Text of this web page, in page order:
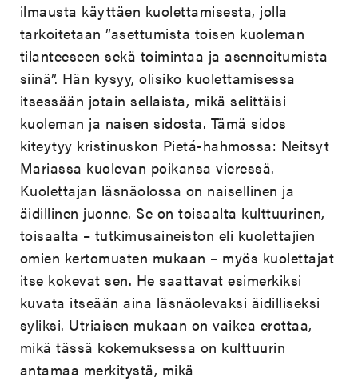
ilmausta käyttäen kuolettamisesta, jolla
tarkoitetaan ”asettumista toisen kuoleman
tilanteeseen sekä toimintaa ja asennoitumista
siinä”. Hän kysyy, olisiko kuolettamisessa
itsessään jotain sellaista, mikä selittäisi
kuoleman ja naisen sidosta. Tämä sidos
kiteytyy kristinuskon Pietá-hahmossa: Neitsyt
Mariassa kuolevan poikansa vieressä.
Kuolettajan läsnäolossa on naisellinen ja
äidillinen juonne. Se on toisaalta kulttuurinen,
toisaalta – tutkimusaineiston eli kuolettajien
omien kertomusten mukaan – myös kuolettajat
itse kokevat sen. He saattavat esimerkiksi
kuvata itseään aina läsnäolevaksi äidilliseksi
syliksi. Utriaisen mukaan on vaikea erottaa,
mikä tässä kokemuksessa on kulttuurin
antamaa merkitystä, mikä